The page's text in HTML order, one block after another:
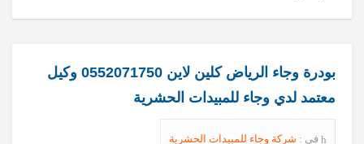
بودرة وجاء الرياض كلين لاين 0552071750 وكيل
معتمد لدي وجاء للمبيدات الحشرية
في : شركة وجاء للمبيدات الحشرية